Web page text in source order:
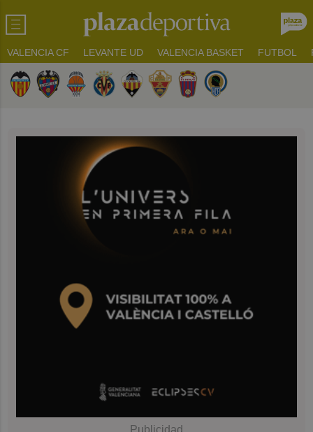
VALENCIA CF LEVANTE UD VALENCIA BASKET FUTBOL